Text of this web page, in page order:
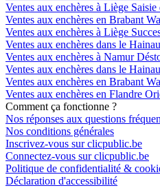
Ventes aux enchères à Liège Saisie
Ventes aux enchères en Brabant
Ventes aux enchères à Liège
Ventes aux enchères dans le
Ventes aux enchères à Namur
Ventes aux enchères dans le
Ventes aux enchères en Brabant
Ventes aux enchères en Flandre
Comment ça fonctionne ?
Nos réponses aux questions
Nos conditions générales
Inscrivez-vous sur clicpublic.be
Connectez-vous sur clicpublic.be
Politique de confidentialité &
Déclaration d'accessibilité